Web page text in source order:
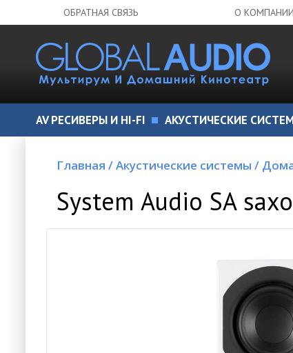
ОБРАТНАЯ СВЯЗЬ О КОМПАНИИ
AV РЕСИВЕРЫ И HI-FI АКУСТИЧЕСКИЕ
Главная /Акустические системы /
System Audio SA